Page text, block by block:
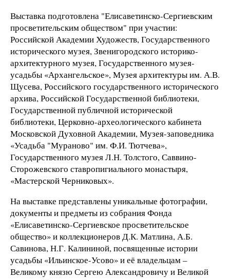
Выставка подготовлена "Елисаветинско-Сергиевским
просветительским обществом" при участии:
Российской Академии Художеств, Государственного
исторического музея, Звенигородского историко-
архитектурного музея, Государственного музея-
усадьбы «Архангельское», Музея архитектуры им. А.В.
Щусева, Российского государственного исторического
архива, Российской Государственной библиотеки,
Государственной публичной исторической
библиотеки, Церковно-археологического кабинета
Московской Духовной Академии, Музея-заповедника
«Усадьба "Мураново" им. Ф.И. Тютчева»,
Государственного музея Л.Н. Толстого, Саввино-
Сторожевского ставропигиального монастыря,
«Мастерской Черниковых».
На выставке представлены уникальные фотографии,
документы и предметы из собрания Фонда
«Елисаветинско-Сергиевское просветительское
общество» и коллекционеров Д.К. Матлина, А.Б.
Савинова, Н.Г. Калининой, посвященные истории
усадьбы «Ильинское-Усово» и её владельцам –
Великому князю Сергею Александровичу и Великой